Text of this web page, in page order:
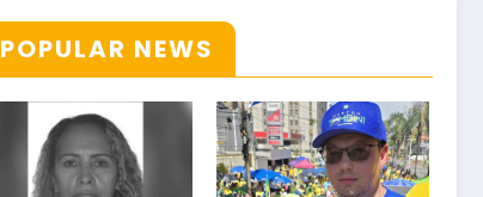
POPULAR NEWS